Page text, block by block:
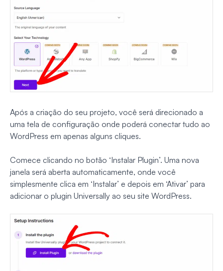
Após a criação do seu projeto, você será direcionado a
uma tela de configuração onde poderá conectar tudo ao
WordPress em apenas alguns cliques.
Comece clicando no botão ‘Instalar Plugin’. Uma nova
janela será aberta automaticamente, onde você
simplesmente clica em ‘Instalar’ e depois em ‘Ativar’ para
adicionar o plugin Universally ao seu site WordPress.